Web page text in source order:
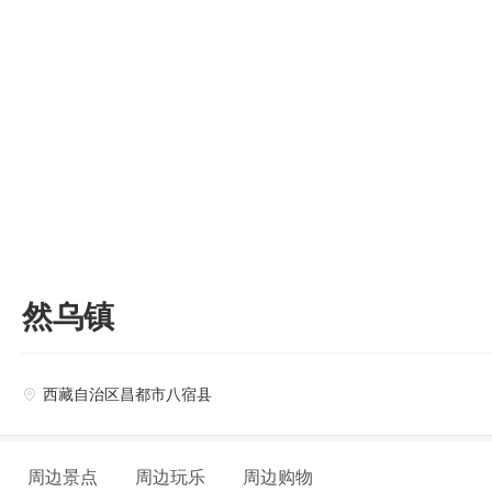
然乌镇
 西藏自治区昌都市八宿县
周边景点 周边玩乐 周边购物